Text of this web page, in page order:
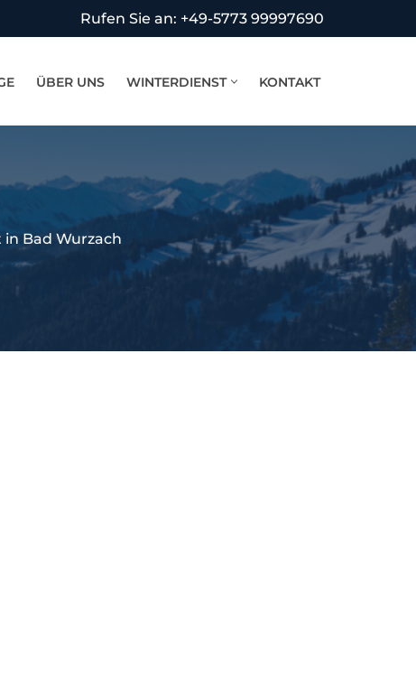
Rufen Sie an: +49-5773 99997690
ÜBER UNS WINTERDIENST KONTAKT
Bad Wurzach